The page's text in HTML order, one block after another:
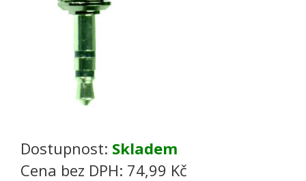
Dostupnost: Skladem
Cena bez DPH: 74,99 Kč